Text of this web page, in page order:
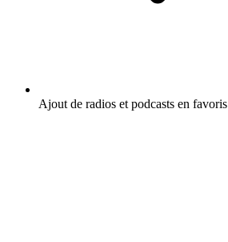
Ajout de radios et podcasts en favoris